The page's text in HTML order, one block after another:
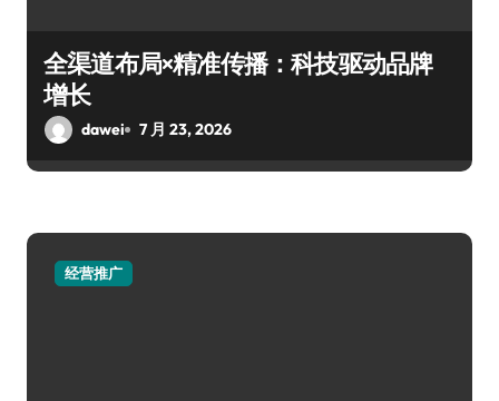
全渠道布局×精准传播：科技驱动品牌
增长
dawei 7 月 23, 2026
经营推广